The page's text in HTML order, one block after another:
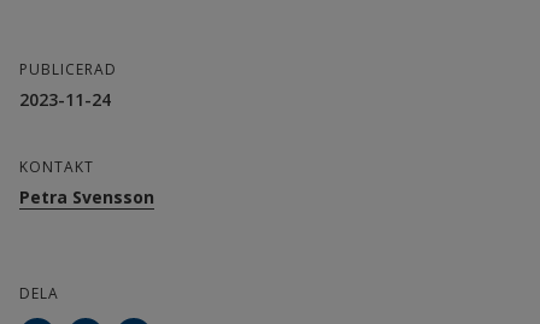
PUBLICERAD
2023-11-24
KONTAKT
Petra Svensson
DELA